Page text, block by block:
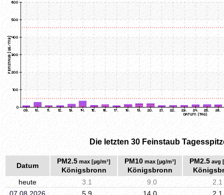
Die letzten 30 Feinstaub
Datum
PM2.5 max [µg/m³]
Königsbronn
PM10max [µg/m³]
Königsbronn
PM2.5avg
heute
3.1 9.0
2.1
07.08.2026
5.9 14.0
2.1